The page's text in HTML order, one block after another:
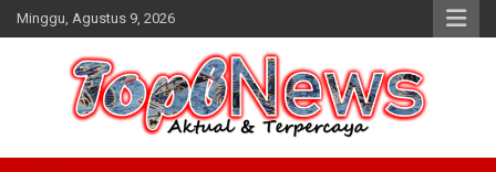
Skip
to
Minggu, Agustus 9, 2026